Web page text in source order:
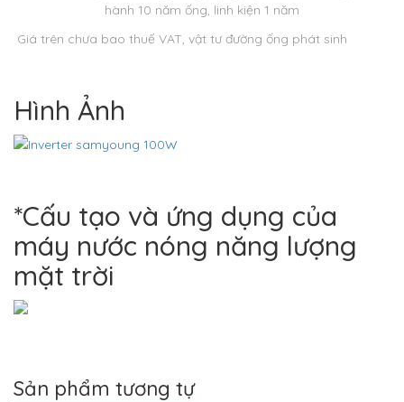
hành 10 năm ống, linh kiện 1 năm
Giá trên chưa bao thuế VAT, vật tư đường ống phát sinh
Hình Ảnh
*Cấu tạo và ứng dụng của
máy nước nóng năng lượng
mặt trời
Sản phẩm tương tự